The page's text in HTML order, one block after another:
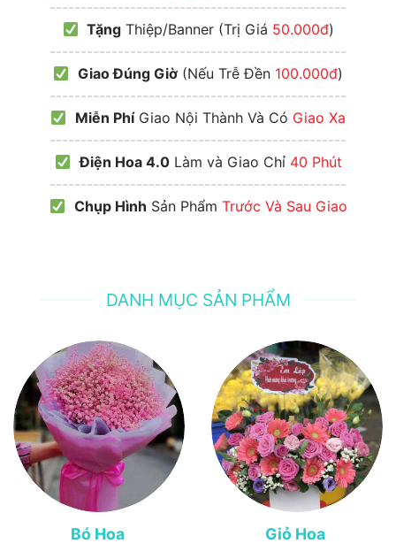
------------------------------------------------
TặngThiệp/Banner (Trị Giá 50.000đ)
------------------------------------------------
Giao Đúng Giờ (Nếu Trễ Đền 100.000đ)
------------------------------------------------
Miễn PhíGiao Nội Thành Và Có Giao Xa
------------------------------------------------
Điện Hoa 4.0Làm và Giao Chỉ 40 Phút
------------------------------------------------
Chụp Hình Sản Phẩm Trước Và Sau Giao
DANH MỤC SẢN PHẨM
Bó Hoa Giỏ Hoa